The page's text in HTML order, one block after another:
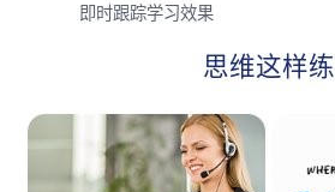
即时跟踪学习效果
思维这样练